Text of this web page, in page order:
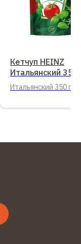
Кетчуп HEINZ
Итальянский 350
Итальянский 350 гр.